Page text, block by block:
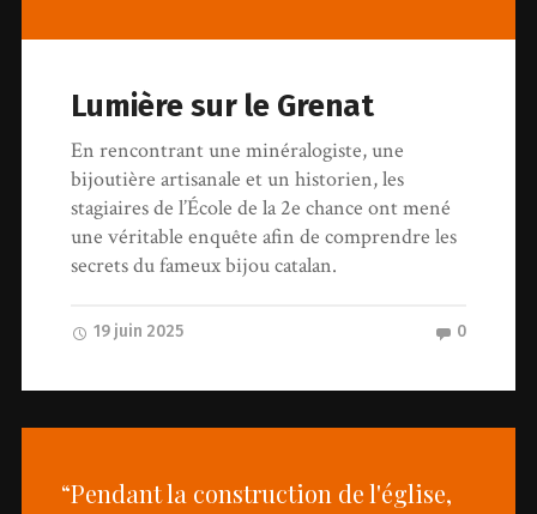
Lumière sur le Grenat
En rencontrant une minéralogiste, une
bijoutière artisanale et un historien, les
stagiaires de l’École de la 2e chance ont mené
une véritable enquête afin de comprendre les
secrets du fameux bijou catalan.
19 juin 2025 0
“Pendant la construction de l'église,